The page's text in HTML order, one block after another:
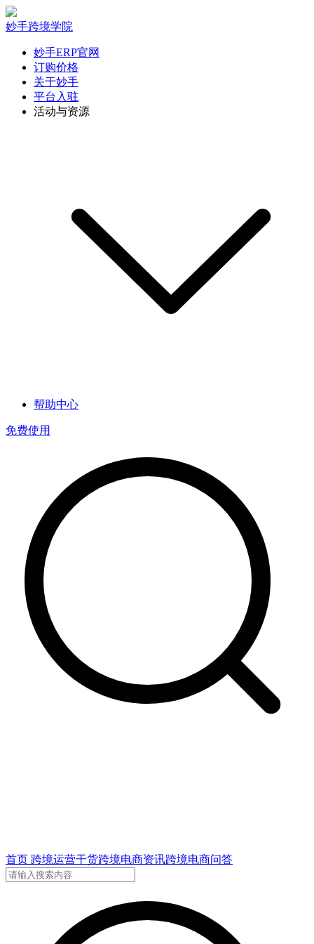
妙手跨境学院
妙手ERP官网
订购价格
关于妙手
平台入驻
活动与资源
帮助中心
免费使用
首页 跨境运营干货跨境电商资讯跨境电商问答